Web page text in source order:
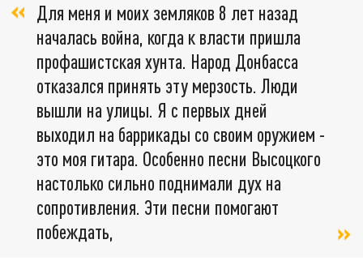
Для меня и моих земляков 8 лет назад
началась война, когда к власти пришла
профашистская хунта. Народ Донбасса
отказался принять эту мерзость. Люди
вышли на улицы. Я с первых дней
выходил на баррикады со своим оружием -
это моя гитара. Особенно песни Высоцкого
настолько сильно поднимали дух на
сопротивления. Эти песни помогают
побеждать,